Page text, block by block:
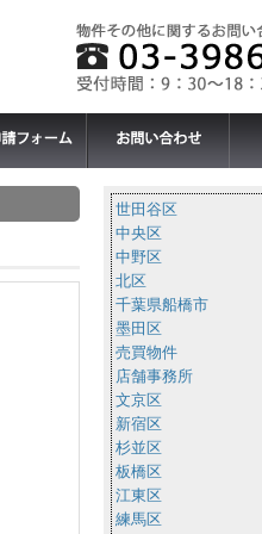
世田谷区
中央区
中野区
北区
千葉県船橋市
墨田区
売買物件
店舗事務所
文京区
新宿区
杉並区
板橋区
江東区
練馬区